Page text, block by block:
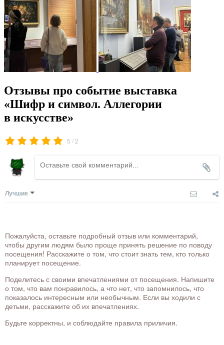
Отзывы про событие выставка
«Шифр и символ. Аллегории
в искусстве»
5 /2
Лучшие
Пожалуйста, оставьте подробный отзыв или комментарий,
чтобы другим людям было проще принять решение по поводу
посещения! Расскажите о том, что стоит знать тем, кто только
планирует посещение.
Поделитесь с своими впечатлениями от посещения. Напишите
о том, что вам понравилось, а что нет, что запомнилось, что
показалось интересным или необычным. Если вы ходили с
детьми, расскажите об их впечатлениях.
Будьте корректны, и соблюдайте правила приличия.